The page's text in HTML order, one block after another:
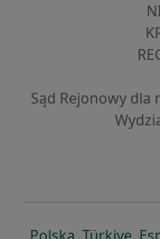
Sąd Rejonowy dla
otwiera się